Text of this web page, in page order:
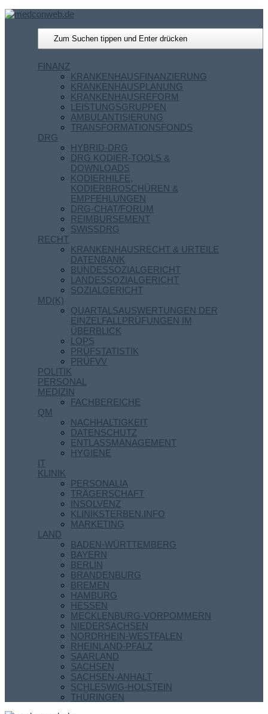
FINANZ
KRANKENHAUSFINANZIERUNG
KRANKENHAUSPLANUNG
KRANKENHAUSREFORM
LEISTUNGSGRUPPEN
AMBULANTISIERUNG
TRANSFORMATIONSFONDS
DRG
HYBRID-DRG
DRG KODIER-TOOLS &
DOWNLOADS
KODIERHILFE,
KODIERBROSCHÜREN &
EMPFEHLUNGEN
DRG-CHAT/FORUM
REIMBURSEMENT
SWISSDRG
RECHT
KRANKENHAUSRECHT & URTEILE
DATENBANK
BUNDESSOZIALGERICHT
LANDESSOZIALGERICHT
SOZIALGERICHT
MD(K)
QUARTALSAUSWERTUNGEN DER
EINZELFALLPRÜFUNGEN IM
ÜBERBLICK
LOPS
PRÜFSTATISTIK
PRÜFVV
POLITIK
PERSONAL
MEDIZIN
FACHBEREICHE
QM
NACHHALTIGKEIT
DATENSCHUTZ
ENTLASSMANAGEMENT
HYGIENE
IT
KLINIK
PERSONALIA
TRÄGERSCHAFT
INSOLVENZ
KLINIKSTERBEN.INFO
MARKETING
LAND
BADEN-WÜRTTEMBERG
BAYERN
BERLIN
BRANDENBURG
BREMEN
HAMBURG
HESSEN
MECKLENBURG-VORPOMMERN
NIEDERSACHSEN
NORDRHEIN-WESTFALEN
RHEINLAND-PFALZ
SAARLAND
SACHSEN
SACHSEN-ANHALT
SCHLESWIG-HOLSTEIN
THÜRINGEN